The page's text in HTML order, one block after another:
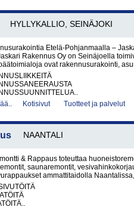
HYLLYKALLIO, SEINÄJOKI
Etelä-Pohjanmaalla –
Rakennus Oy on Seinäjoella
ovat rakennusurakointi,
Kotisivut Tuotteet ja palvelut
NAANTALI
& Rappaus toteuttaa
saunaremontit,
ammattitaidolla